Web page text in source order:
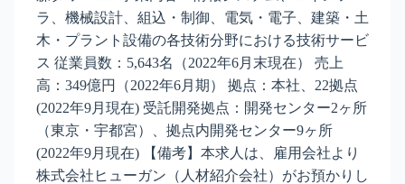
ラ、機械設計、組込・制御、電気・電子、建築・土
木・プラント設備の各技術分野における技術サービ
ス 従業員数：5,643名（2022年6月末現在） 売上
高：349億円（2022年6月期） 拠点：本社、22拠点
(2022年9月現在) 受託開発拠点：開発センター2ヶ所
（東京・宇都宮）、拠点内開発センター9ヶ所
(2022年9月現在) 【備考】本求人は、雇用会社より
株式会社ヒューガン（人材紹介会社）がお預かりし